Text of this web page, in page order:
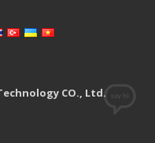
CO., Ltd.